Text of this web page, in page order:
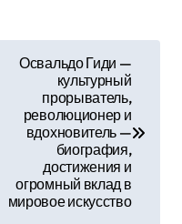
Освальдо Гиди —
культурный
прорыватель,
революционер и
вдохновитель —
биография,
достижения и
огромный вклад в
мировое искусство